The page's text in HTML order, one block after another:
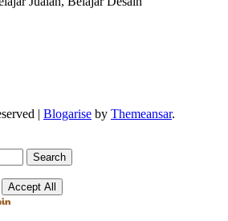
| Blogarise by Themeansar.
Accept All